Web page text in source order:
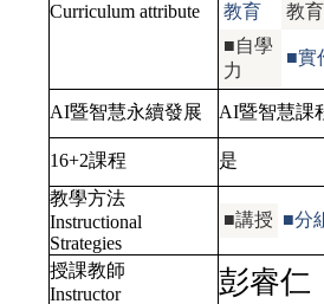
Curriculum attribute
教育
教育
■自學
力
■實
AI暨智慧永續發展 AI暨智慧課
16+2課程
是
教學方法
Instructional
Strategies
■講授 ■分
授課教師
Instructor
彭睿仁